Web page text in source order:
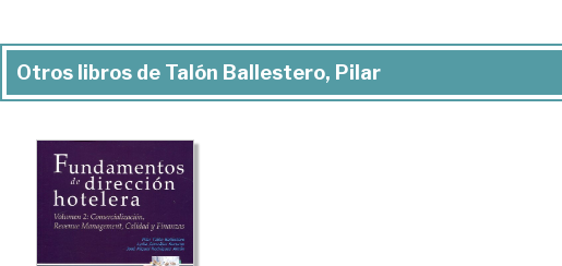
Otros libros de Talón Ballestero, Pilar